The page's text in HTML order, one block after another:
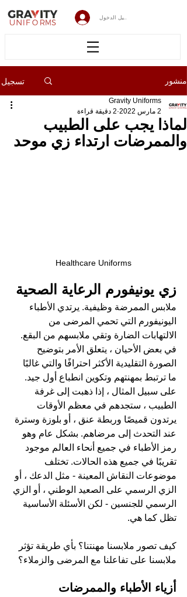
تسجيل الدخول
منشور تسجيل
لماذا يجب على الطبيب
والممرضات ارتداء زي موحد
Gravity Uniforms
2 مارس 2022
2 دقيقة قراءة
Healthcare Uniforms
زي يونيفورم الرعاية الصحية
ملابس الممرضة وظيفية. يرتدي الأطباء
اليونيفورم التي تحمي المرضى من
الالتهابات الضارة وتقي ملابسهم من البقع.
في بعض الأحيان ، يتعلق الأمر بتوضيح
الصورة التقليدية الأكثر احترافًا والتي غالبًا
ما ترتبط بمهنتهم وتكوين انطباع أول جيد.
على سبيل المثال ، إذا ذهبت إلى غرفة
الطبيب ، ستجدهم في معظم الأوقات
يرتدون قميصًا وربطة عنق ، أو بلوزة وسترة
عند التحدث إلى مرضاهم. بشكل عام وهو
رمز الأطباء في جميع أنحاء العالم موجود
تقريبًا في جميع هذه الحالات. تختلف
موضوعات النقاش المعينة - مثل الدعك ، أو
الزي الرسمي على الصعيد الوطني ، أو الزي
الرسمي للجنسين - لكن الأسئلة الأساسية
تظل كما هي.
كيف تصور ملابسنا مهنتنا؟ بأي طريقة تؤثر
ملابسنا على تفاعلنا مع المرضى والزملاء؟
أزياء الأطباء والممرضات